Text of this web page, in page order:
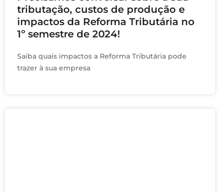
tributação, custos de produção e
impactos da Reforma Tributária no
1º semestre de 2024!
Saiba quais impactos a Reforma Tributária pode
trazer à sua empresa